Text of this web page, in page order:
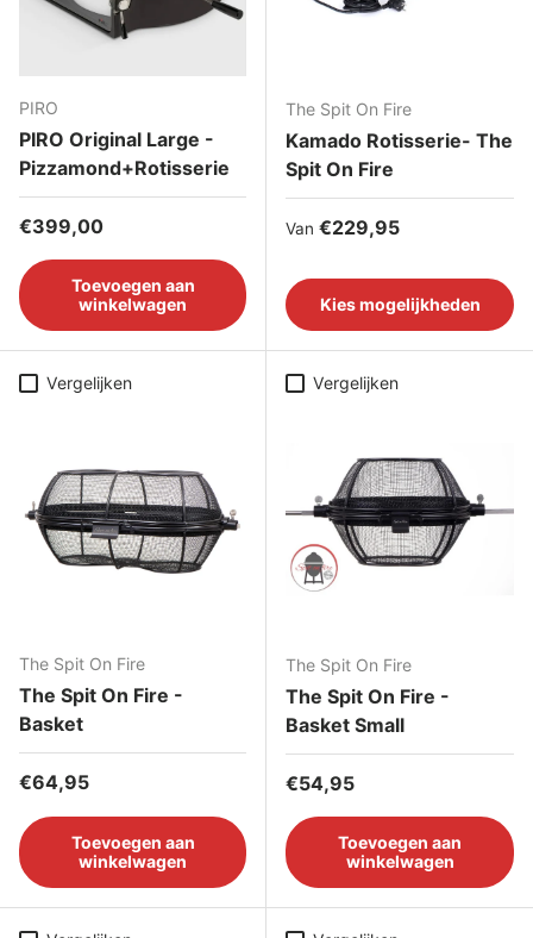
PIRO
PIRO Original Large -
Pizzamond+Rotisserie
Reguliere prijs
€399,00
Toevoegen aan
winkelwagen
The Spit On Fire
Kamado Rotisserie- The
Spit On Fire
Reguliere prijs
Van €229,95
Kies mogelijkheden
Vergelijken
The Spit On Fire
The Spit On Fire -
Basket
Reguliere prijs
€64,95
Toevoegen aan
winkelwagen
Vergelijken
The Spit On Fire
The Spit On Fire -
Basket Small
Reguliere prijs
€54,95
Toevoegen aan
winkelwagen